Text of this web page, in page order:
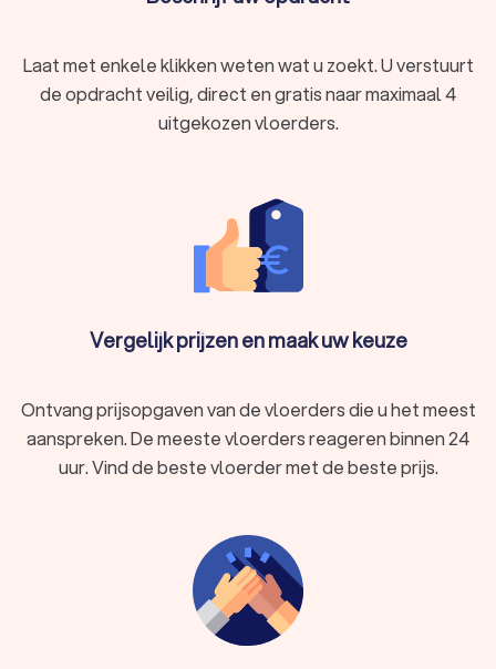
Laat met enkele klikken weten wat u zoekt. U verstuurt
de opdracht veilig, direct en gratis naar maximaal 4
uitgekozen vloerders.
Vergelijk prijzen en maak uw keuze
Ontvang prijsopgaven van de vloerders die u het meest
aanspreken. De meeste vloerders reageren binnen 24
uur. Vind de beste vloerder met de beste prijs.